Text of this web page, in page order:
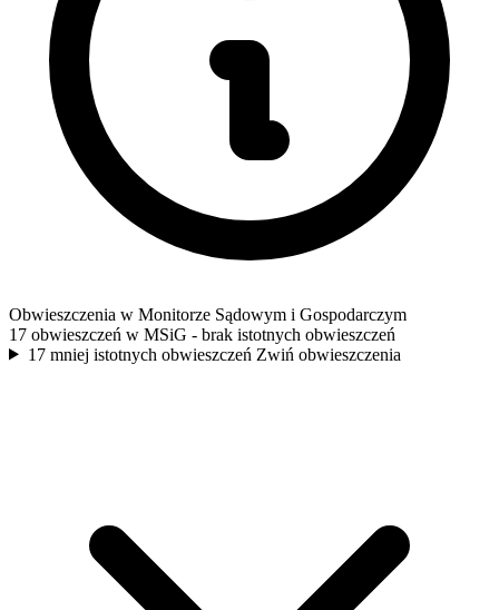
Obwieszczenia w Monitorze Sądowym i Gospodarczym
17 obwieszczeń w MSiG - brak istotnych obwieszczeń
17 mniej istotnych obwieszczeń Zwiń obwieszczenia